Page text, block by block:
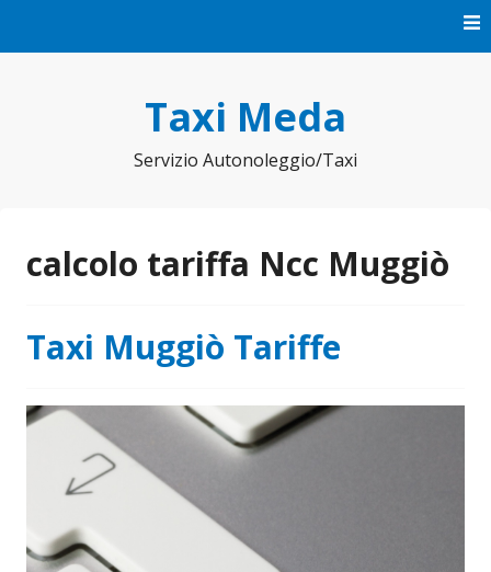
Taxi Meda
Servizio Autonoleggio/Taxi
calcolo tariffa Ncc Muggiò
Taxi Muggiò Tariffe